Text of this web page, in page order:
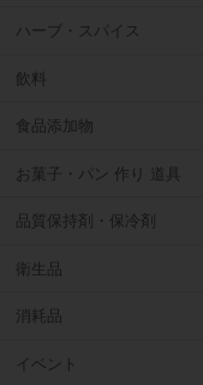
ハーブ・スパイス
飲料
食品添加物
お菓子・パン 作り 道具
品質保持剤・保冷剤
衛生品
消耗品
イベント